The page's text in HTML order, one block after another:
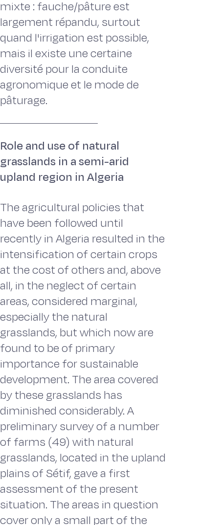
mixte : fauche/pâture est
largement répandu, surtout
quand l'irrigation est possible,
mais il existe une certaine
diversité pour la conduite
agronomique et le mode de
pâturage.
Role and use of natural
grasslands in a semi-arid
upland region in Algeria
The agricultural policies that
have been followed until
recently in Algeria resulted in the
intensification of certain crops
at the cost of others and, above
all, in the neglect of certain
areas, considered marginal,
especially the natural
grasslands, but which now are
found to be of primary
importance for sustainable
development. The area covered
by these grasslands has
diminished considerably. A
preliminary survey of a number
of farms (49) with natural
grasslands, located in the upland
plains of Sétif, gave a first
assessment of the present
situation. The areas in question
cover only a small part of the